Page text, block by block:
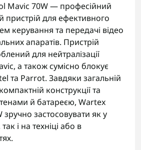
Mavic 70W — професійний
пристрій для ефективного
керування та передачі відео
апаратів. Пристрій
для нейтралізації
а також сумісно блокує
та Parrot. Завдяки загальній
конструкції та
й батареєю, Wartex
застосовувати як у
і на техніці або в